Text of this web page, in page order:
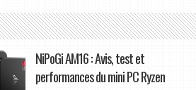
NiPoGi AM16 : Avis, test et
performances du mini PC Ryzen